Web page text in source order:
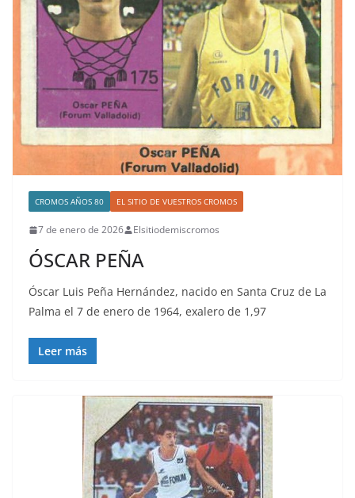
CROMOS AÑOS 80 EL SITIO DE VUESTROS CROMOS
7 de enero de 2026 Elsitiodemiscromos
ÓSCAR PEÑA
Óscar Luis Peña Hernández, nacido en Santa Cruz de La
Palma el 7 de enero de 1964, exalero de 1,97
Leer más